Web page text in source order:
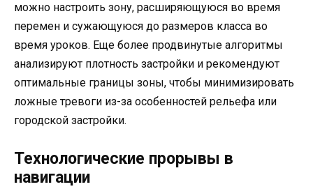
можно настроить зону, расширяющуюся во время
перемен и сужающуюся до размеров класса во
время уроков. Еще более продвинутые алгоритмы
анализируют плотность застройки и рекомендуют
оптимальные границы зоны, чтобы минимизировать
ложные тревоги из-за особенностей рельефа или
городской застройки.
Технологические прорывы в
навигации